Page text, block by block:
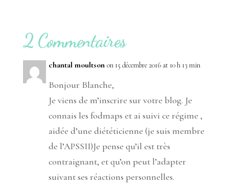
2 Commentaires
chantal moultson on 15 décembre 2016 at 10 h 13 min
Bonjour Blanche,
Je viens de m’inscrire sur votre blog. Je
connais les fodmaps et ai suivi ce régime ,
aidée d’une diététicienne (je suis membre
de l’APSSII)Je pense qu’il est très
contraignant, et qu’on peut l’adapter
suivant ses réactions personnelles.